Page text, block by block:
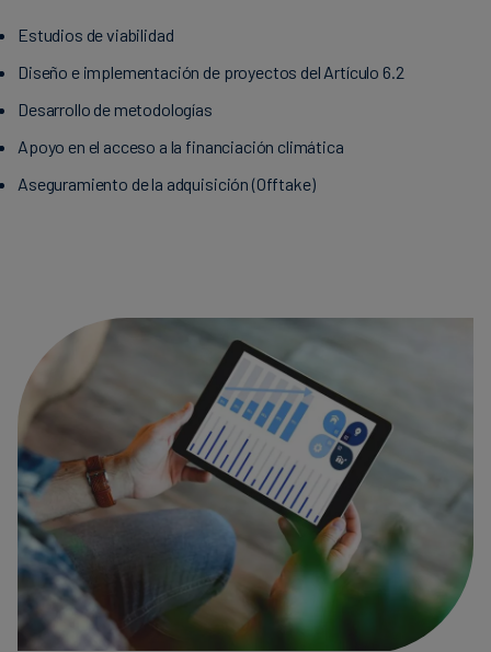
Estudios de viabilidad
Diseño e implementación de proyectos del Artículo 6.2
Desarrollo de metodologías
Apoyo en el acceso a la financiación climática
Aseguramiento de la adquisición (Offtake)